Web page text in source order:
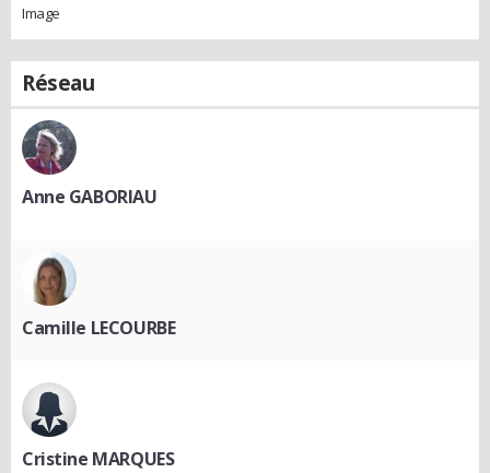
Image
Réseau
Anne GABORIAU
Camille LECOURBE
Cristine MARQUES